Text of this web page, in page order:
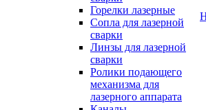
Горелки лазерные
Сопла для лазерной
сварки
Линзы для лазерной
сварки
Ролики подающего
механизма для
лазерного аппарата